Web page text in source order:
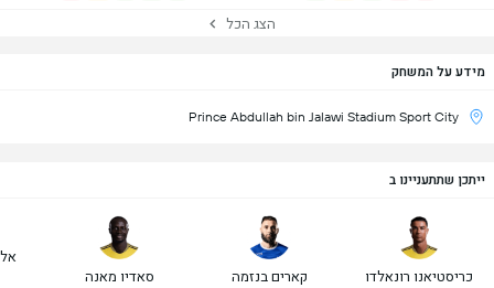
מידע על המשחק
Prince Abdullah bin Jalawi Stadium Sport City
הצג הכל
ייתכן שתתעניינו ב
כריסטיאנו רונאלדו קארים בנזמה סאדיו מאנה